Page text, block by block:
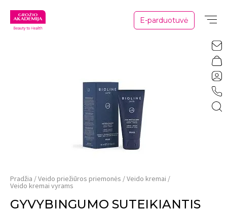
E-parduotuvė
Pradžia Veido priežiūros priemonės Veido kremai
Veido kremai vyrams
GYVYBINGUMO SUTEIKIANTIS